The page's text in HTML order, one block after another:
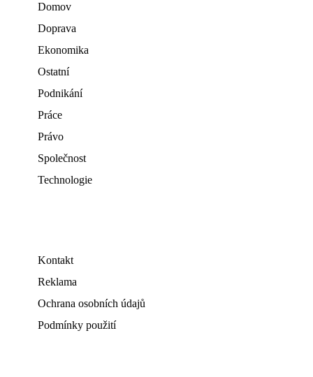
Domov
Doprava
Ekonomika
Ostatní
Podnikání
Práce
Právo
Společnost
Technologie
Kontakt
Reklama
Ochrana osobních údajů
Podmínky použití